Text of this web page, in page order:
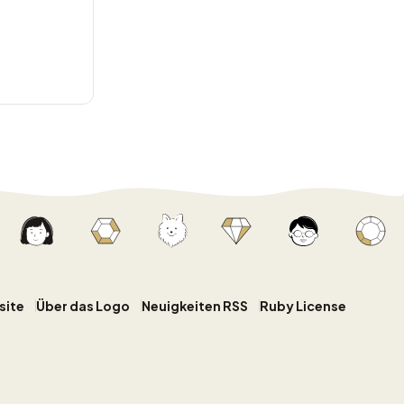
Über das Logo Neuigkeiten RSS Ruby License